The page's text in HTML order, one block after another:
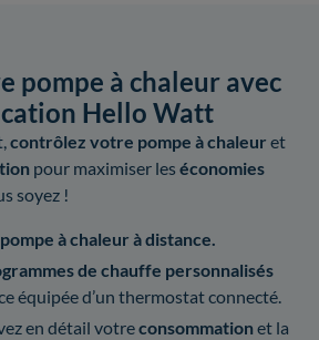
pompe à chaleur avec
Hello Watt
contrôlez votre pompe à chaleur et
pour maximiser les économies
soyez !
pompe à chaleur à distance.
de chauffe personnalisés
équipée d’un thermostat connecté.
en détail votreconsommation et la